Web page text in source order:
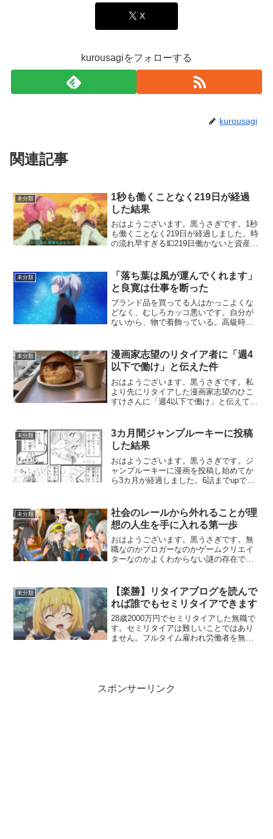
X
kurousagiをフォローする
kurousagi
関連記事
未分類
1秒も働くことなく219日が経過
した結果
おはようございます。黒うさぎです。1秒
も働くことなく219日が経過しました。時
の流れ早すぎる💵219日働かないと資産は
2503万円でした先月の...
未分類
「落ち葉は風が運んでくれます」
と良寛は仕事を断った
ブランド品を買ってる人はかっこよくな
どなく、むしろカッコ悪いです。自分が
ないから、物で着飾っている。高級時計
る人がいたらどう思うでしょう？ダサ
い、と思います。
未分類
漫画家志望のリタイア者に「週4
以下で働け」と伝えた件
おはようございます。黒うさぎです。私
より先にリタイアした漫画家志望のひこ
すけさんに「週4以下で働け」と伝えてき
り会社員時代はこういうことがよくあり
ました↓黒うさぎさん投...
未分類
3カ月間ジャンプルーキーに投稿
した結果
おはようございます。黒うさぎです。ジ
ャンプルーキーに漫画を投稿し始めてか
ら3カ月が経過しました。6話までupでき
が上がりました。2023年5月は621pvで63
位20...
未分類
社会のレールから外れることが理
想の人生を手に入れる第一歩
おはようございます。黒うさぎです。無
職なのかブロガーなのかゲームクリエイ
ターなのかよくわからない謎の存在で
べながら読書してブログを書きました。
🏠独立する人は「減っている...
未分類
【楽勝】リタイアブログを読んで
れば誰でもセミリタイアできます
28歳2000万円でセミリタイアした無職で
す。セミリタイアは難しいことではあり
ません。フルタイム雇われ労働者を無視
スポンサーリンク